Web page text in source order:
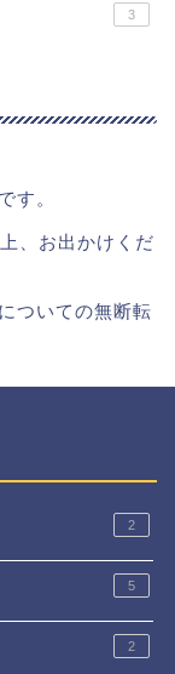
3
す。
、お出かけくだ
ついての無断転
2
5
2